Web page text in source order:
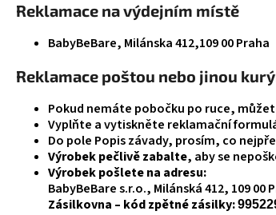
Reklamace na výdejním místě
BabyBeBare, Milánska 412,109 00 Praha
Reklamace poštou nebo jinou
Pokud nemáte pobočku po ruce,
Vyplňte a vytiskněte reklamační
Do pole Popis závady, prosím, co
Výrobek pečlivě zabalte, aby se
Výrobek pošlete na adresu:
BabyBeBare s.r.o., Milánská 412, 109 00
Zásilkovna – kód zpětné zásilky:
GUMOVACÍ PERO LEGAMI ERASABLE
55 Kč